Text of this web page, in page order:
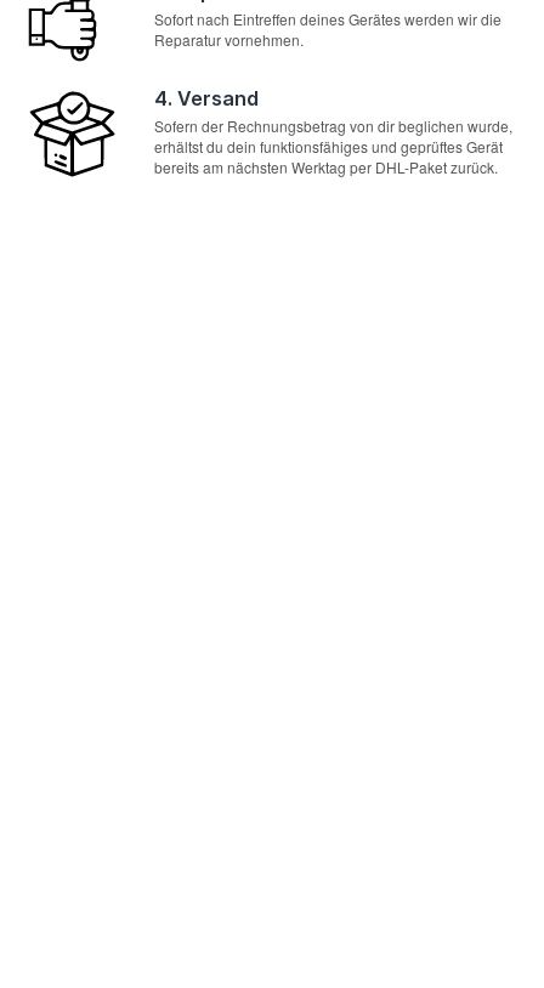
Sofort nach Eintreffen deines Gerätes werden wir die
Reparatur vornehmen.
4. Versand
Sofern der Rechnungsbetrag von dir beglichen wurde,
erhältst du dein funktionsfähiges und geprüftes Gerät
bereits am nächsten Werktag per DHL-Paket zurück.